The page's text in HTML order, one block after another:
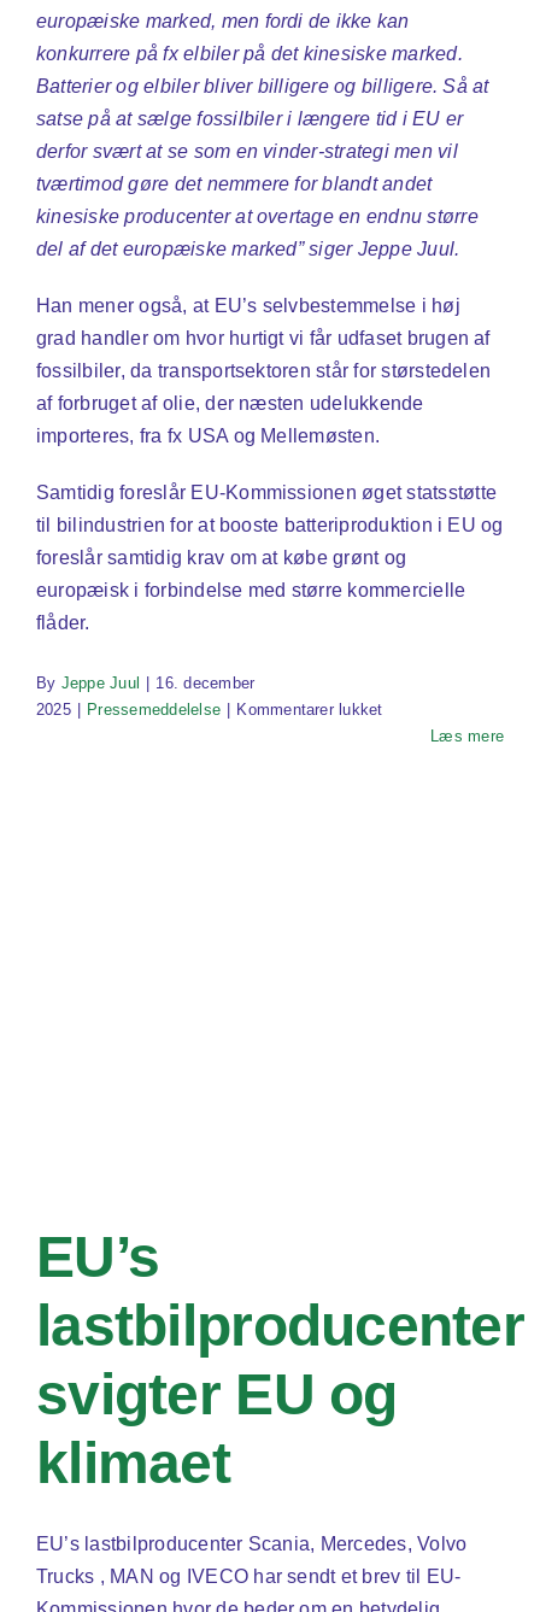
europæiske marked, men fordi de ikke kan
konkurrere på fx elbiler på det kinesiske marked.
Batterier og elbiler bliver billigere og billigere. Så at
satse på at sælge fossilbiler i længere tid i EU er
derfor svært at se som en vinder-strategi men vil
tværtimod gøre det nemmere for blandt andet
kinesiske producenter at overtage en endnu større
del af det europæiske marked” siger Jeppe Juul.
Han mener også, at EU’s selvbestemmelse i høj
grad handler om hvor hurtigt vi får udfaset brugen af
fossilbiler, da transportsektoren står for størstedelen
af forbruget af olie, der næsten udelukkende
importeres, fra fx USA og Mellemøsten.
Samtidig foreslår EU-Kommissionen øget statsstøtte
til bilindustrien for at booste batteriproduktion i EU og
foreslår samtidig krav om at købe grønt og
europæisk i forbindelse med større kommercielle
flåder.
By Jeppe Juul
16. december
2025
Pressemeddelelse Kommentarer lukkettil
Læs mere
EU’s
lastbilproducenter
svigter EU og
klimaet
EU’s lastbilproducenter Scania, Mercedes, Volvo
Trucks , MAN og IVECO har sendt et brev til EU-